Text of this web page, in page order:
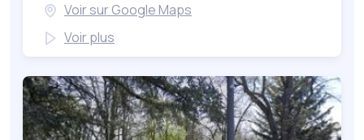
Voir sur Google Maps
Voir plus